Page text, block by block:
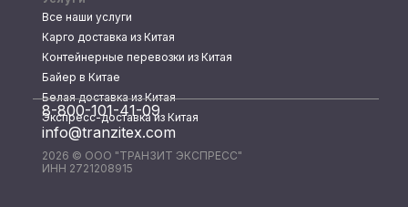
Все наши услуги
Карго доставка из Китая
Контейнерные перевозки из Китая
Байер в Китае
Белая доставка из Китая
Экспресс-доставка из Китая
8-800-101-41-09
info@tranzitex.com
2026 © ООО "ТРАНЗИТ ЭКСПРЕСС"
ИНН 2721208915